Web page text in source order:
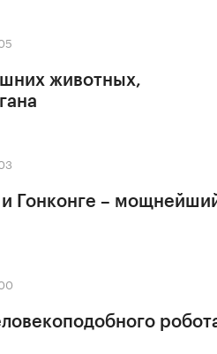
животных,
Гонконге –